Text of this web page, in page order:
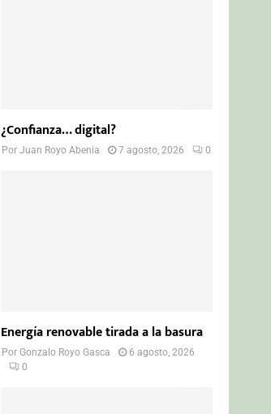
¿Confianza… digital?
PorJuan Royo Abenia 7 agosto, 2026 0
Energía renovable tirada a la basura
PorGonzalo Royo Gasca
6 agosto, 2026
0